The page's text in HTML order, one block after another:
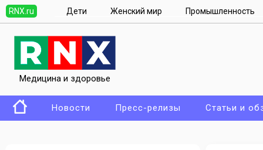
RNX.ru Дети Женский мир Промышленность
Медицина и здоровье
Новости Пресс-релизы Статьи и